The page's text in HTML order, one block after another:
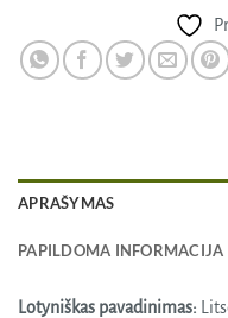
APRAŠYMAS
PAPILDOMA INFORMACIJA
Lotyniškas pavadinimas: